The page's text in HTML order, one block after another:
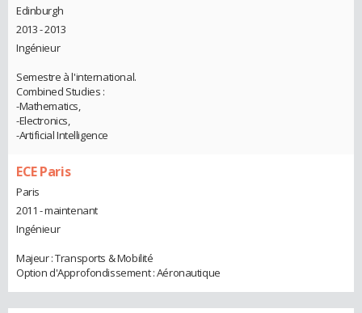
Edinburgh
2013 - 2013
Ingénieur
Semestre à l'international.
Combined Studies :
-Mathematics,
-Electronics,
-Artificial Intelligence
ECE Paris
Paris
2011 - maintenant
Ingénieur
Majeur : Transports & Mobilité
Option d'Approfondissement : Aéronautique